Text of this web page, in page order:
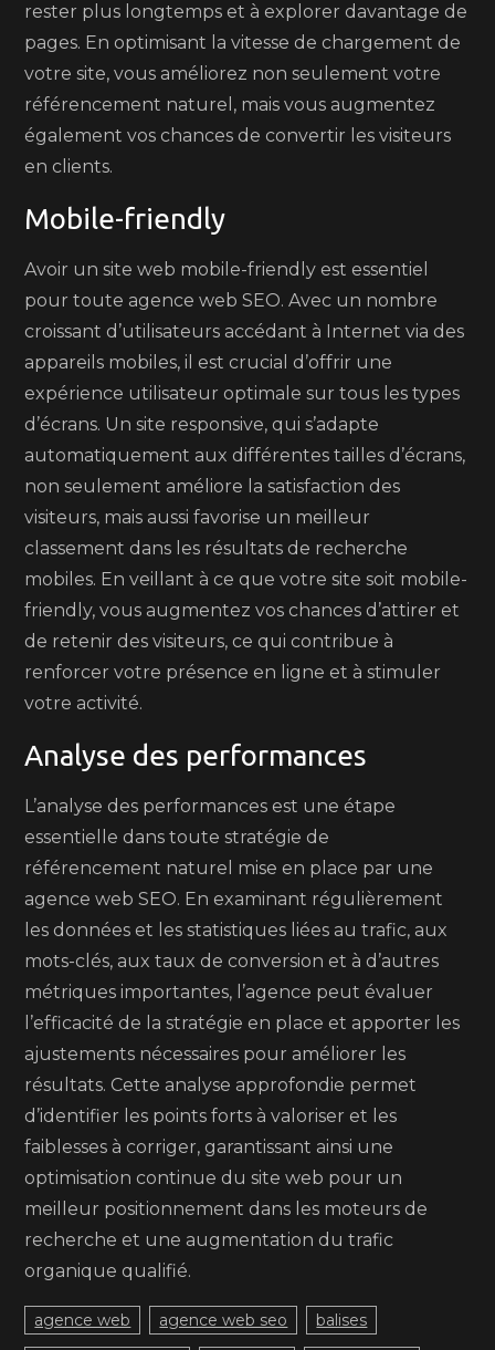
rester plus longtemps et à explorer davantage de
pages. En optimisant la vitesse de chargement de
votre site, vous améliorez non seulement votre
référencement naturel, mais vous augmentez
également vos chances de convertir les visiteurs
en clients.
Mobile-friendly
Avoir un site web mobile-friendly est essentiel
pour toute agence web SEO. Avec un nombre
croissant d’utilisateurs accédant à Internet via des
appareils mobiles, il est crucial d’offrir une
expérience utilisateur optimale sur tous les types
d’écrans. Un site responsive, qui s’adapte
automatiquement aux différentes tailles d’écrans,
non seulement améliore la satisfaction des
visiteurs, mais aussi favorise un meilleur
classement dans les résultats de recherche
mobiles. En veillant à ce que votre site soit mobile-
friendly, vous augmentez vos chances d’attirer et
de retenir des visiteurs, ce qui contribue à
renforcer votre présence en ligne et à stimuler
votre activité.
Analyse des performances
L’analyse des performances est une étape
essentielle dans toute stratégie de
référencement naturel mise en place par une
agence web SEO. En examinant régulièrement
les données et les statistiques liées au trafic, aux
mots-clés, aux taux de conversion et à d’autres
métriques importantes, l’agence peut évaluer
l’efficacité de la stratégie en place et apporter les
ajustements nécessaires pour améliorer les
résultats. Cette analyse approfondie permet
d’identifier les points forts à valoriser et les
faiblesses à corriger, garantissant ainsi une
optimisation continue du site web pour un
meilleur positionnement dans les moteurs de
recherche et une augmentation du trafic
organique qualifié.
agence web agence web seo balises